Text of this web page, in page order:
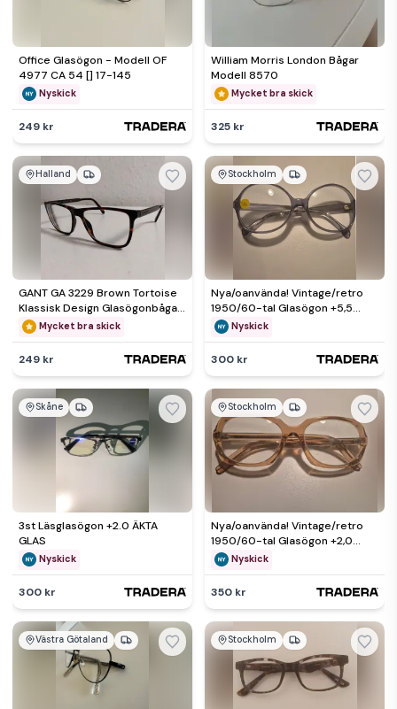
Office Glasögon - Modell OF
4977 CA 54 [] 17-145
Nyskick
249 kr
William Morris London Bågar
Modell 8570
Mycket bra skick
325 kr
Halland
GANT GA 3229 Brown Tortoise
Klassisk Design Glasögonbågar
53-16-145 Unisex
Mycket bra skick
249 kr
Stockholm
Nya/oanvända! Vintage/retro
1950/60-tal Glasögon +5,5
Västerlångs Optik
Nyskick
300 kr
Skåne
3st Läsglasögon +2.0 ÄKTA
GLAS
Nyskick
300 kr
Stockholm
Nya/oanvända! Vintage/retro
1950/60-tal Glasögon +2,0
Västerlångs Optik
Nyskick
350 kr
Västra Götaland Stockholm